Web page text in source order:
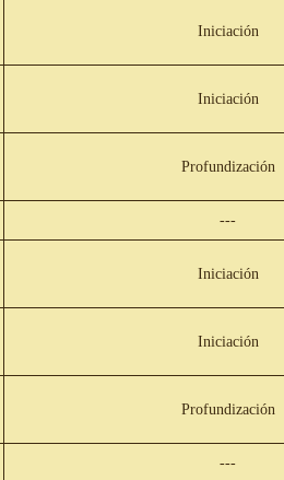
Iniciación
Iniciación
Profundización
---
Iniciación
Iniciación
Profundización
---